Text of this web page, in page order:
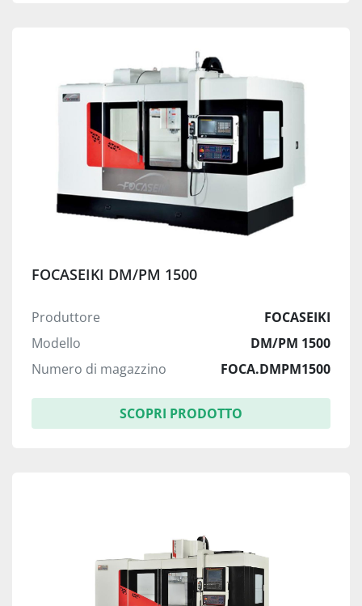
FOCASEIKI DM/PM 1500
Produttore
FOCASEIKI
Modello
DM/PM 1500
Numero di magazzino
FOCA.DMPM1500
SCOPRI PRODOTTO